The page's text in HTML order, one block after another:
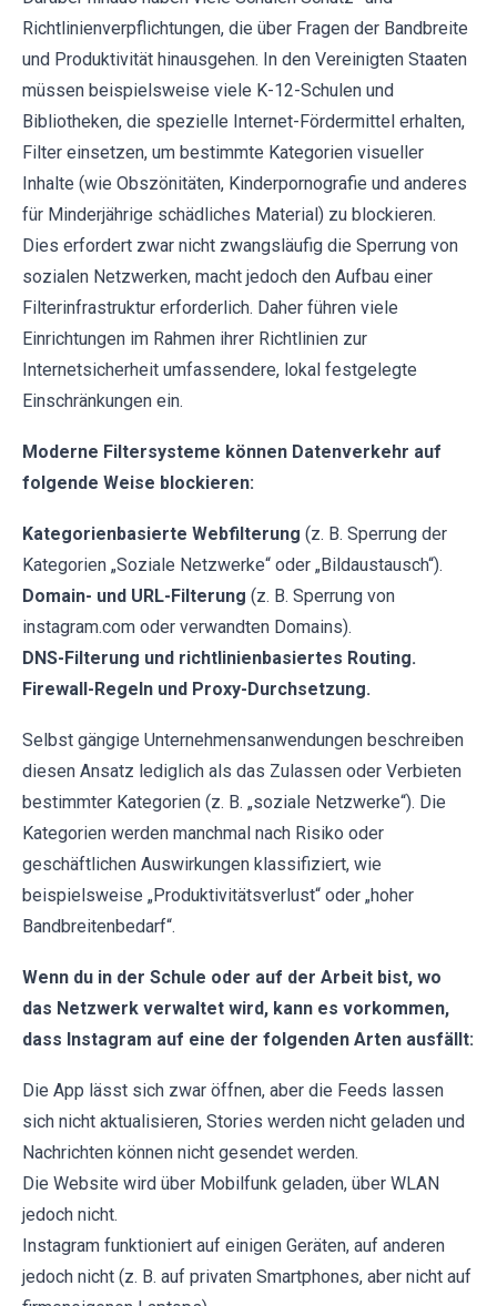
Richtlinienverpflichtungen, die über Fragen der Bandbreite
und Produktivität hinausgehen. In den Vereinigten Staaten
müssen beispielsweise viele K-12-Schulen und
Bibliotheken, die spezielle Internet-Fördermittel erhalten,
Filter einsetzen, um bestimmte Kategorien visueller
Inhalte (wie Obszönitäten, Kinderpornografie und anderes
für Minderjährige schädliches Material) zu blockieren.
Dies erfordert zwar nicht zwangsläufig die Sperrung von
sozialen Netzwerken, macht jedoch den Aufbau einer
Filterinfrastruktur erforderlich. Daher führen viele
Einrichtungen im Rahmen ihrer Richtlinien zur
Internetsicherheit umfassendere, lokal festgelegte
Einschränkungen ein.
Moderne Filtersysteme können Datenverkehr auf
folgende Weise blockieren:
Kategorienbasierte Webfilterung (z. B. Sperrung der
Kategorien „Soziale Netzwerke“ oder „Bildaustausch“).
Domain- und URL-Filterung (z. B. Sperrung von
instagram.com oder verwandten Domains).
DNS-Filterung und richtlinienbasiertes Routing.
Firewall-Regeln und Proxy-Durchsetzung.
Selbst gängige Unternehmensanwendungen beschreiben
diesen Ansatz lediglich als das Zulassen oder Verbieten
bestimmter Kategorien (z. B. „soziale Netzwerke“). Die
Kategorien werden manchmal nach Risiko oder
geschäftlichen Auswirkungen klassifiziert, wie
beispielsweise „Produktivitätsverlust“ oder „hoher
Bandbreitenbedarf“.
Wenn du in der Schule oder auf der Arbeit bist, wo
das Netzwerk verwaltet wird, kann es vorkommen,
dass Instagram auf eine der folgenden Arten ausfällt:
Die App lässt sich zwar öffnen, aber die Feeds lassen
sich nicht aktualisieren, Stories werden nicht geladen und
Nachrichten können nicht gesendet werden.
Die Website wird über Mobilfunk geladen, über WLAN
jedoch nicht.
Instagram funktioniert auf einigen Geräten, auf anderen
jedoch nicht (z. B. auf privaten Smartphones, aber nicht auf